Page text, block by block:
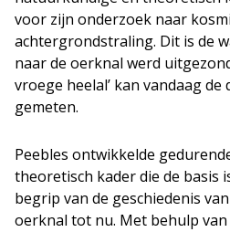
voor zijn onderzoek naar
achtergrondstraling. Dit is de
naar de oerknal werd
vroege heelal’ kan vandaag
gemeten.
Peebles ontwikkelde
theoretisch kader die de basis
begrip van de geschiedenis
oerknal tot nu. Met behulp